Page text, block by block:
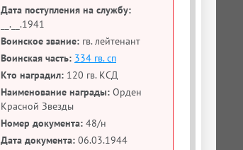
Дата поступления на службу:
__.__.1941
Воинское звание: гв. лейтенант
Воинская часть: 334 гв. сп
Кто наградил: 120 гв. КСД
Наименование награды: Орден
Красной Звезды
Номер документа: 48/н
Дата документа: 06.03.1944